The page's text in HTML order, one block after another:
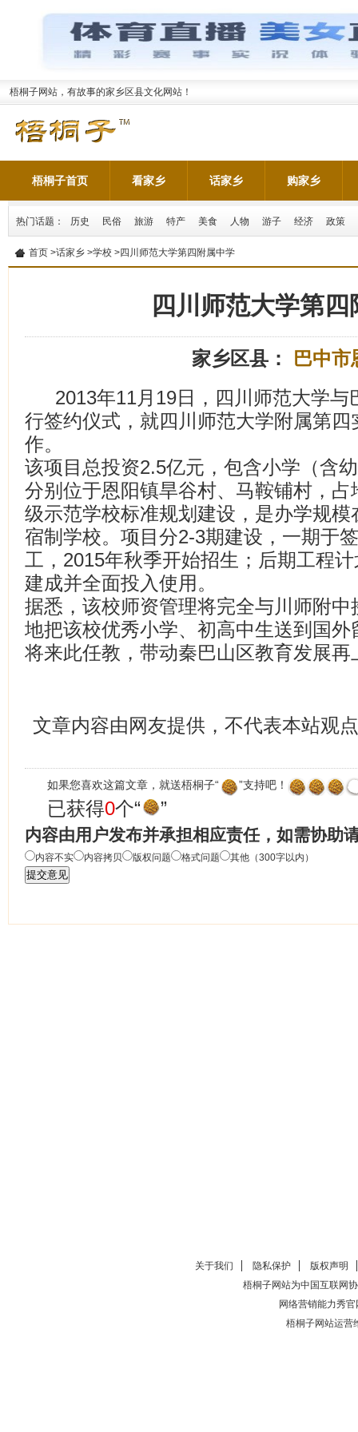
梧桐子网站，有故事的家乡区县文化网站！
梧桐子首页 看家乡 话家乡 购家乡
热门话题： 历史 民俗 旅游 特产 美食 人物 游子 经济 政策
首页 >话家乡 >学校 >四川师范大学第四附属中学
四川师范大学第
家乡区县：
巴中市
2013年11月19日，四川师范大学
行签约仪式，就四川师范大学附属第
作。
该项目总投资2.5亿元，包含小学（含
分别位于恩阳镇旱谷村、马鞍铺村，
级示范学校标准规划建设，是办学规
宿制学校。项目分2-3期建设，一期于
工，2015年秋季开始招生；后期工程
建成并全面投入使用。
据悉，该校师资管理将完全与川师附
地把该校优秀小学、初高中生送到国
将来此任教，带动秦巴山区教育发展再
文章内容由网友提供，不代表本站观点
如果您喜欢这篇文章，就送梧桐子“ ”支持吧！
已获得0个“ ”
内容由用户发布并承担相应责任，如需协助
内容不实 内容拷贝 版权问题 格式问题 其他（300字以内）
关于我们 隐私保护
版权声明
梧桐子网站为中国互联网
网络营销能力秀官
梧桐子网站运营